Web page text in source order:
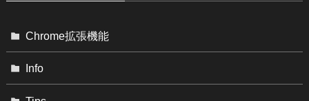
Chrome拡張機能
Info